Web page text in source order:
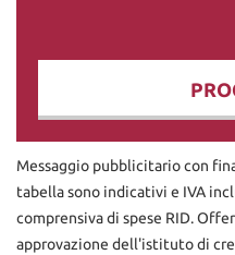
Contattaci
Messaggio pubblicitario con
tabella sono indicativi e IVA
comprensiva di spese RID.
approvazione dell'istituto di